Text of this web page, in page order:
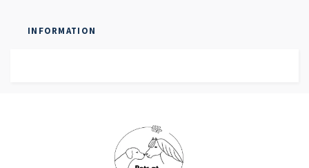
INFORMATION